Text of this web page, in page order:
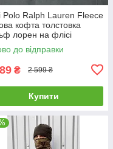
Polo Ralph Lauren Fleece
кофта толстовка
лорен на флісі
до відправки
₴ 2 599 ₴
Купити